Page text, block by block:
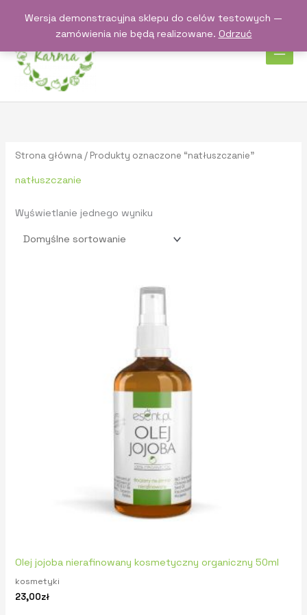
Wersja demonstracyjna sklepu do celów testowych —
zamówienia nie będą realizowane. Odrzuć
Strona główna / Produkty oznaczone “natłuszczanie”
natłuszczanie
Wyświetlanie jednego wyniku
Olej jojoba nierafinowany kosmetyczny organiczny 50ml
kosmetyki
23,00zł